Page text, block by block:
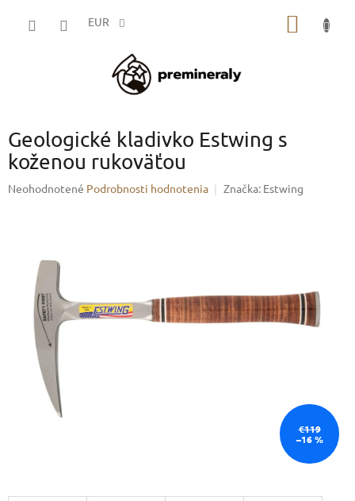
EUR
Geologické kladivko Estwing s
koženou rukoväťou
Priemerné
hviezdičiek.
Neohodnotené Podrobnosti hodnotenia Značka: Estwing
€119
–16 %